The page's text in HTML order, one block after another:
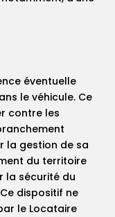
éventuelle
le véhicule. Ce
contre les
la gestion de sa
du territoire
la sécurité du
dispositif ne
le Locataire